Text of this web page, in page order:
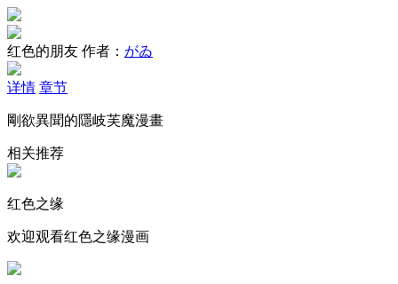
红色的朋友 作者： がゐ
详情 章节
剛欲異聞的隱岐芙魔漫畫
相关推荐
红色之缘
欢迎观看红色之缘漫画